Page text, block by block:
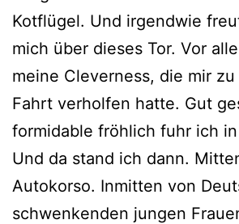
Kotflügel. Und irgendwie
mich über dieses Tor. Vor
meine Cleverness, die mir
Fahrt verholfen hatte. Gut
formidable fröhlich fuhr ich
Und da stand ich dann.
Autokorso. Inmitten von
schwenkenden jungen